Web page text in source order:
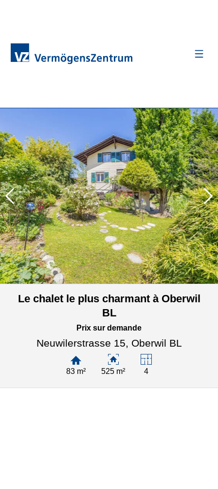
Le chalet le plus charmant à Oberwil
BL
Prix sur demande
Neuwilerstrasse 15, Oberwil BL
83 m² 525 m² 4